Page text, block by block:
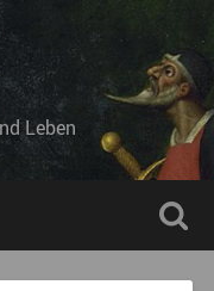
Leben